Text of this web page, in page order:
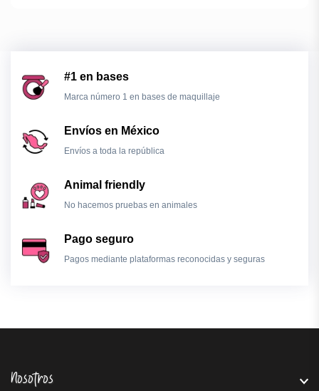
#1 en bases
Marca número 1 en bases de maquillaje
Envíos en México
Envíos a toda la república
Animal friendly
No hacemos pruebas en animales
Pago seguro
Pagos mediante plataformas reconocidas y seguras
Nosotros